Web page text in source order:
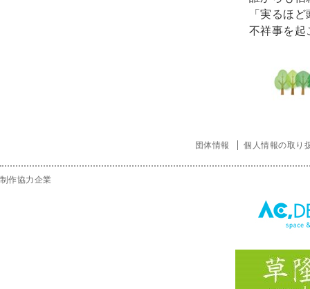
「実るほ
不祥事を起
団体情報 個人情報の取り
制作協力企業